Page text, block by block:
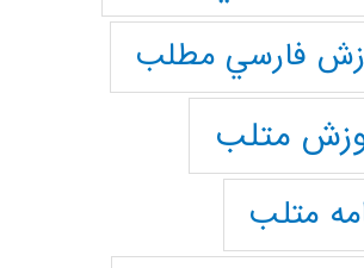
فارسي مطلب
متلب
متلب